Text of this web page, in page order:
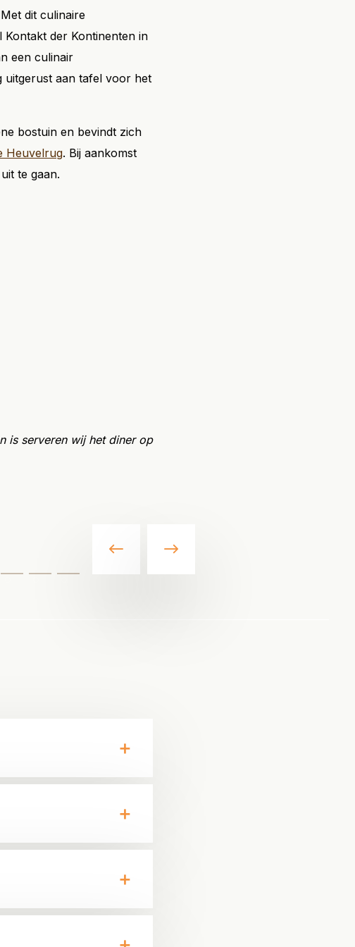
dit culinaire
Kontakt der Kontinenten in
een culinair
uitgerust aan tafel voor het
bostuin en bevindt zich
Heuvelrug. Bij aankomst
te gaan.
is serveren wij het diner op